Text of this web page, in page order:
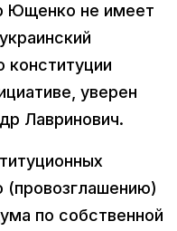
Ющенко не имеет
уверен
Лавринович.
(провозглашению)
по собственной